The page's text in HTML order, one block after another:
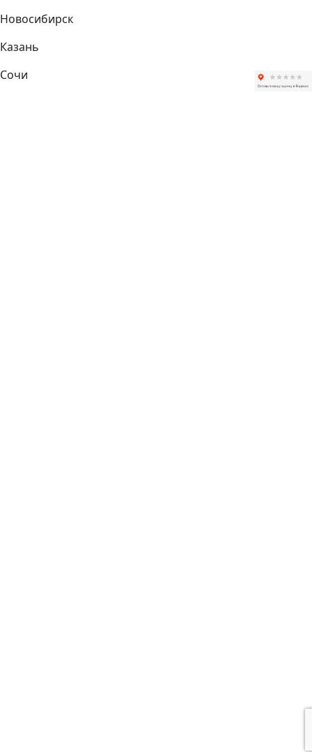
Новосибирск
Казань
Сочи